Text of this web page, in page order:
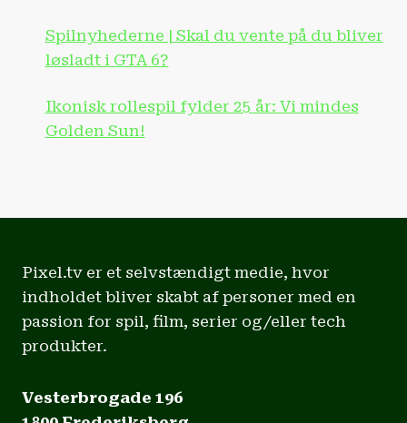
Spilnyhederne | Skal du vente på du bliver
løsladt i GTA 6?
Ikonisk rollespil fylder 25 år: Vi mindes
Golden Sun!
Pixel.tv er et selvstændigt medie, hvor
indholdet bliver skabt af personer med en
passion for spil, film, serier og/eller tech
produkter.
Vesterbrogade 196